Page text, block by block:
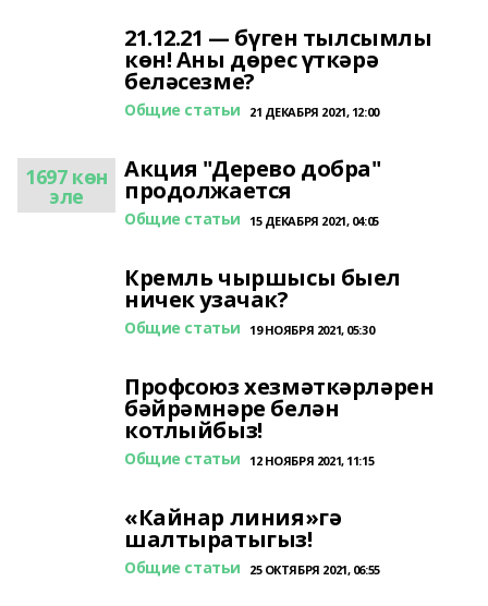
21.12.21 — бүген тылсымлы
көн! Аны дөрес үткәрә
беләсезме?
Общие статьи 21 ДЕКАБРЯ 2021, 12:00
1697 көн
эле
Акция "Дерево добра"
продолжается
Общие статьи 15 ДЕКАБРЯ 2021, 04:05
Кремль чыршысы быел
ничек узачак?
Общие статьи 19 НОЯБРЯ 2021, 05:30
Профсоюз хезмәткәрләрен
бәйрәмнәре белән
котлыйбыз!
Общие статьи 12 НОЯБРЯ 2021, 11:15
«Кайнар линия»гә
шалтыратыгыз!
Общие статьи 25 ОКТЯБРЯ 2021, 06:55